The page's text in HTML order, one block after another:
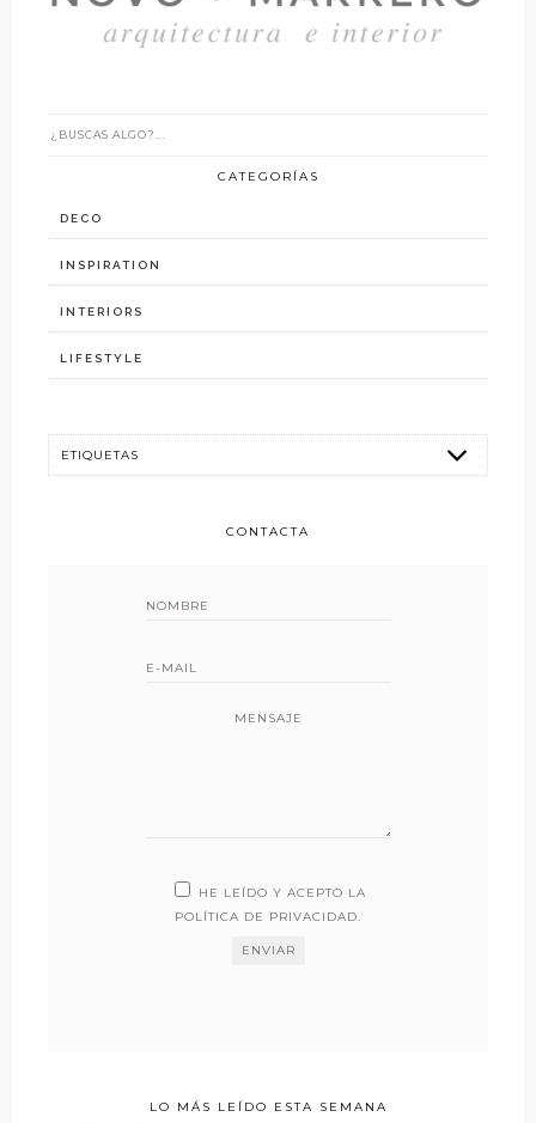
CATEGORÍAS
DECO
INSPIRATION
INTERIORS
LIFESTYLE
CONTACTA
MENSAJE
HE LEÍDO Y ACEPTO LA
POLÍTICA DE PRIVACIDAD.
LO MÁS LEÍDO ESTA SEMANA